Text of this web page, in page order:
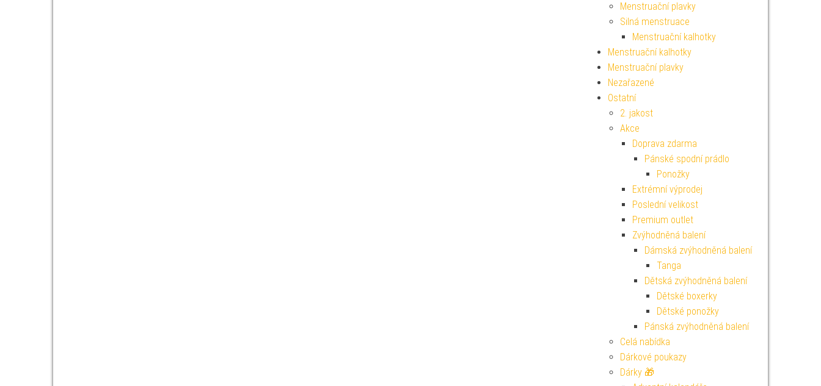
Menstruační plavky
Silná menstruace
Menstruační kalhotky
Menstruační kalhotky
Menstruační plavky
Nezařazené
Ostatní
2. jakost
Akce
Doprava zdarma
Pánské spodní prádlo
Ponožky
Extrémní výprodej
Poslední velikost
Premium outlet
Zvýhodněná balení
Dámská zvýhodněná balení
Tanga
Dětská zvýhodněná balení
Dětské boxerky
Dětské ponožky
Pánská zvýhodněná balení
Celá nabídka
Dárkové poukazy
Dárky 🎁